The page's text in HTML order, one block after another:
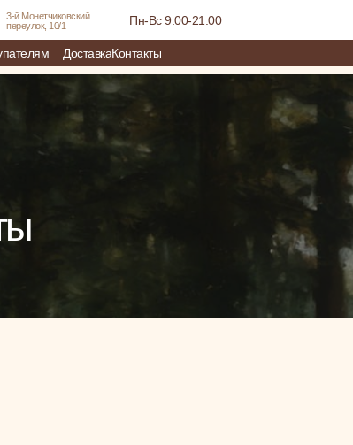
Пн-Вс 9:00-21:00
ДоставкаКонтакты
3-й Монетчиковский
переулок, 10/1